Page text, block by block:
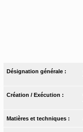
Désignation générale :
Création / Exécution :
Matières et techniques :